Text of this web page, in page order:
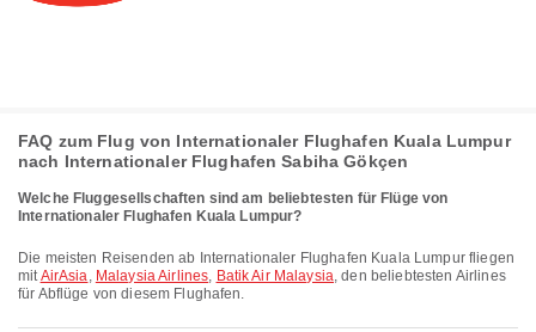
FAQ zum Flug von Internationaler Flughafen Kuala Lumpur
nach Internationaler Flughafen Sabiha Gökçen
Welche Fluggesellschaften sind am beliebtesten für Flüge von
Internationaler Flughafen Kuala Lumpur?
Die meisten Reisenden ab Internationaler Flughafen Kuala Lumpur fliegen
mitAirAsia, Malaysia Airlines, Batik Air Malaysia, den beliebtesten Airlines
für Abflüge von diesem Flughafen.